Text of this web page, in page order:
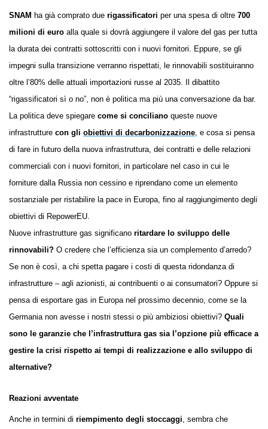
SNAM ha già comprato due rigassificatori per una spesa di oltre 700
milioni di euro alla quale si dovrà aggiungere il valore del gas per tutta
la durata dei contratti sottoscritti con i nuovi fornitori. Eppure, se gli
impegni sulla transizione verranno rispettati, le rinnovabili sostituiranno
oltre l’80% delle attuali importazioni russe al 2035. Il dibattito
“rigassificatori sì o no”, non è politica ma più una conversazione da bar.
La politica deve spiegare come si conciliano queste nuove
infrastrutture con gli obiettivi di decarbonizzazione, e cosa si pensa
di fare in futuro della nuova infrastruttura, dei contratti e delle relazioni
commerciali con i nuovi fornitori, in particolare nel caso in cui le
forniture dalla Russia non cessino e riprendano come un elemento
sostanziale per ristabilire la pace in Europa, fino al raggiungimento degli
obiettivi di RepowerEU.
Nuove infrastrutture gas significano ritardare lo sviluppo delle
rinnovabili? O credere che l’efficienza sia un complemento d’arredo?
Se non è così, a chi spetta pagare i costi di questa ridondanza di
infrastrutture – agli azionisti, ai contribuenti o ai consumatori? Oppure si
pensa di esportare gas in Europa nel prossimo decennio, come se la
Germania non avesse i nostri stessi o più ambiziosi obiettivi? Quali
sono le garanzie che l’infrastruttura gas sia l’opzione più efficace a
gestire la crisi rispetto ai tempi di realizzazione e allo sviluppo di
alternative?
Reazioni avventate
Anche in termini di riempimento degli stoccaggi, sembra che